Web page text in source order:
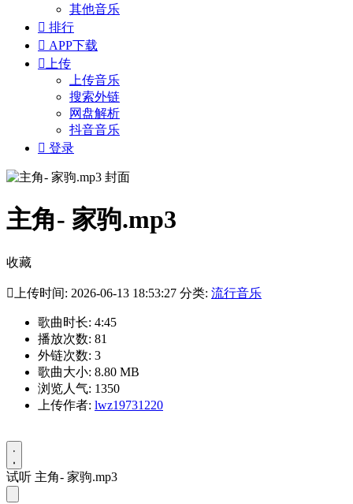
其他音乐
 排行
 APP下载
 上传
上传音乐
搜索外链
网盘解析
抖音音乐
 登录
主角- 家驹.mp3
收藏
 上传时间: 2026-06-13 18:53:27 分类: 流行音乐
歌曲时长: 4:45
播放次数: 81
外链次数: 3
歌曲大小: 8.80 MB
浏览人气: 1350
上传作者: lwz19731220
试听 主角- 家驹.mp3